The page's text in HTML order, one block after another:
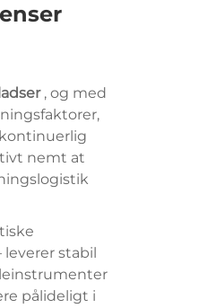
, og med
nemt at
stabil
pålideligt i